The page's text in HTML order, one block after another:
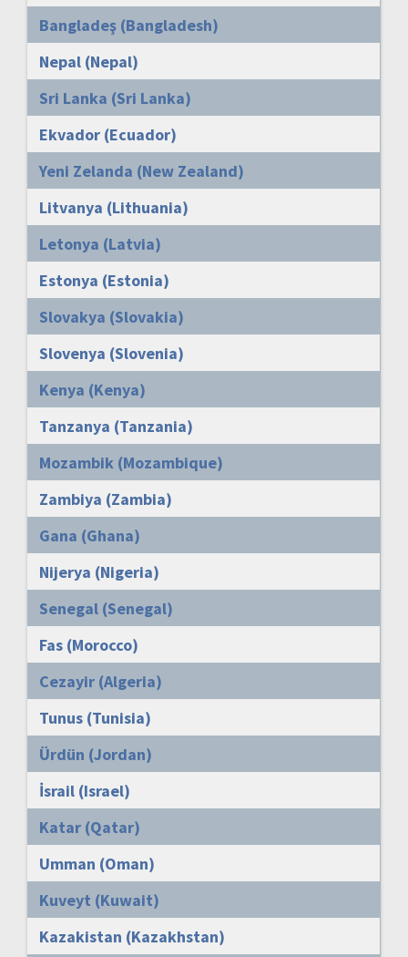
Bangladeş (Bangladesh)
Nepal (Nepal)
Sri Lanka (Sri Lanka)
Ekvador (Ecuador)
Yeni Zelanda (New Zealand)
Litvanya (Lithuania)
Letonya (Latvia)
Estonya (Estonia)
Slovakya (Slovakia)
Slovenya (Slovenia)
Kenya (Kenya)
Tanzanya (Tanzania)
Mozambik (Mozambique)
Zambiya (Zambia)
Gana (Ghana)
Nijerya (Nigeria)
Senegal (Senegal)
Fas (Morocco)
Cezayir (Algeria)
Tunus (Tunisia)
Ürdün (Jordan)
İsrail (Israel)
Katar (Qatar)
Umman (Oman)
Kuveyt (Kuwait)
Kazakistan (Kazakhstan)